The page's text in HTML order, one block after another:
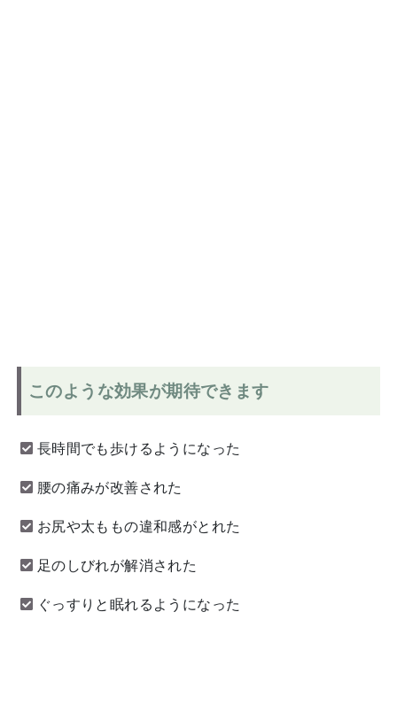
このような効果が期待できます
長時間でも歩けるようになった
腰の痛みが改善された
お尻や太ももの違和感がとれた
足のしびれが解消された
ぐっすりと眠れるようになった